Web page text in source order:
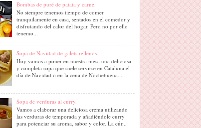
Bombas de puré de patata y carne.
No siempre tenemos tiempo de comer
tranquilamente en casa, sentados en el comedor y
disfrutando del calor del hogar. Pero no por ello
tenemo...
Sopa de Navidad de galets rellenos.
Hoy vamos a poner en nuestra mesa una deliciosa
y completa sopa que suele servirse en Cataluña el
día de Navidad o en la cena de Nochebuena....
Sopa de verduras al curry.
Vamos a elaborar una deliciosa crema utilizando
las verduras de temporada y añadiéndole curry
para potenciar su aroma, sabor y color. La cúr...